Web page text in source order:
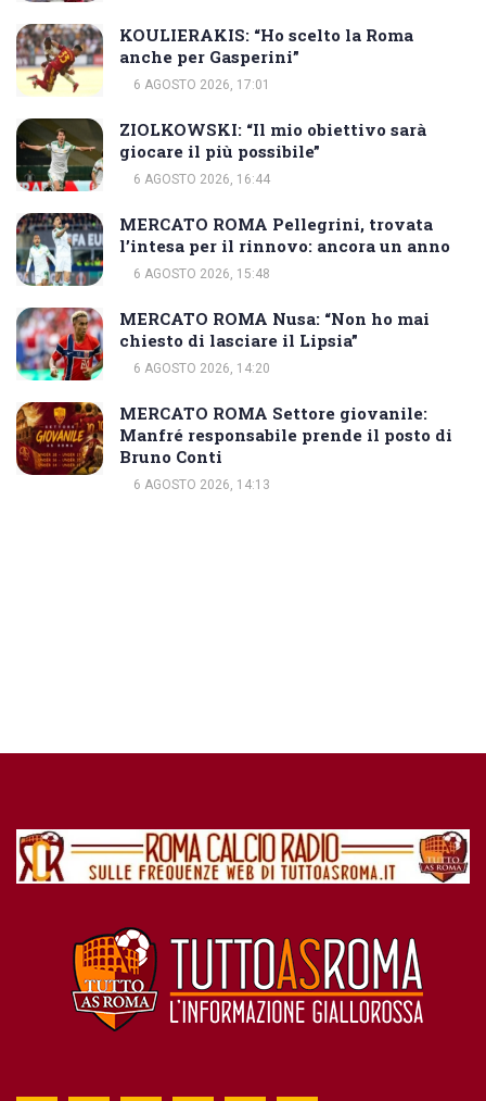
KOULIERAKIS: “Ho scelto la Roma
anche per Gasperini”
6 AGOSTO 2026, 17:01
ZIOLKOWSKI: “Il mio obiettivo sarà
giocare il più possibile”
6 AGOSTO 2026, 16:44
MERCATO ROMA Pellegrini, trovata
l’intesa per il rinnovo: ancora un anno
6 AGOSTO 2026, 15:48
MERCATO ROMA Nusa: “Non ho mai
chiesto di lasciare il Lipsia”
6 AGOSTO 2026, 14:20
MERCATO ROMA Settore giovanile:
Manfré responsabile prende il posto di
Bruno Conti
6 AGOSTO 2026, 14:13